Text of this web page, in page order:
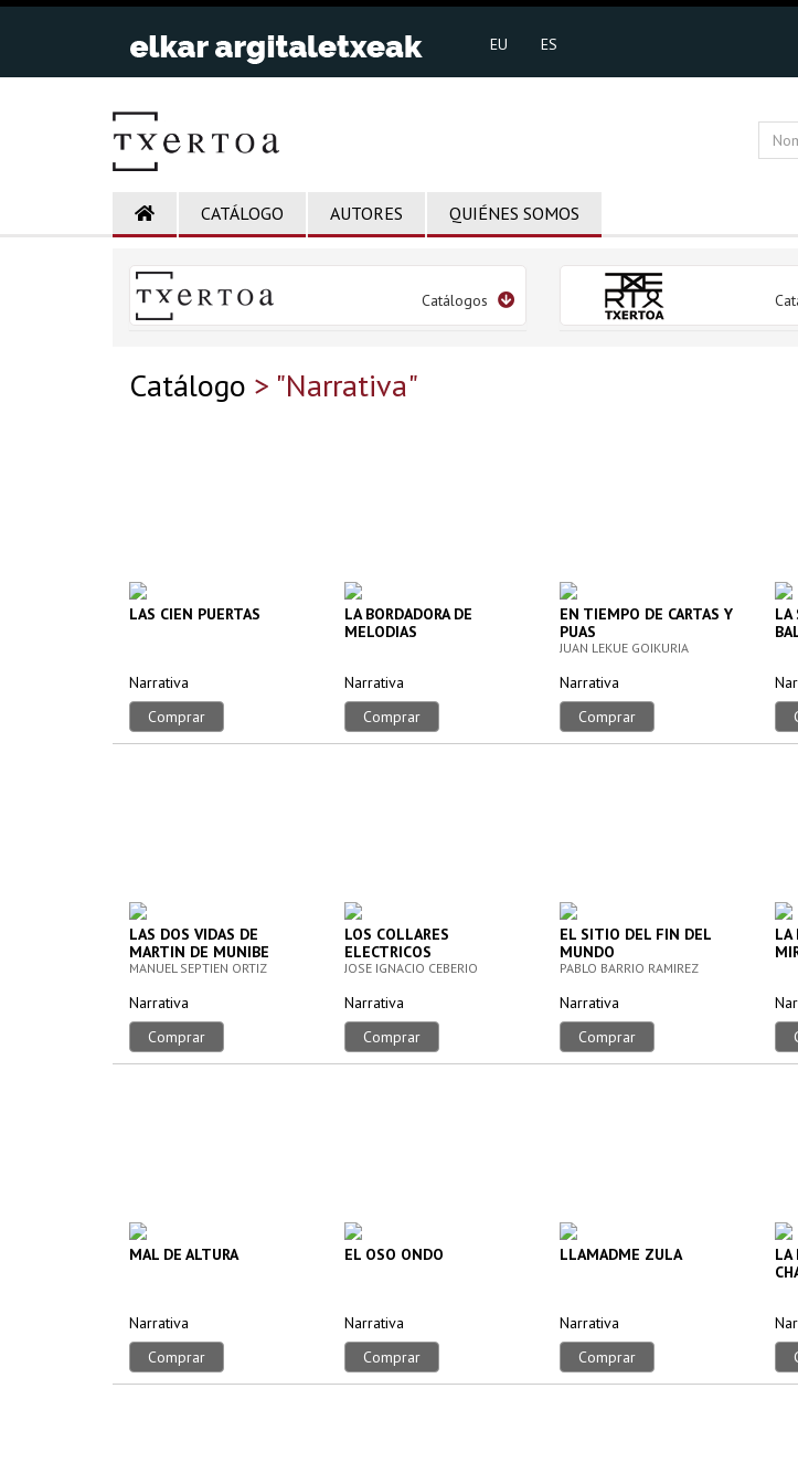
EU ES
CATÁLOGO AUTORES QUIÉNES SOMOS
Catálogos
Catálogo > "Narrativa"
LAS CIEN PUERTAS
Narrativa
Comprar
LA BORDADORA DE
MELODIAS
Narrativa
Comprar
EN TIEMPO DE CARTAS Y
PUAS
JUAN LEKUE GOIKURIA
Narrativa
Comprar
LA
LAS DOS VIDAS DE
MARTIN DE MUNIBE
MANUEL SEPTIEN ORTIZ
Narrativa
Comprar
LOS COLLARES
ELECTRICOS
JOSE IGNACIO CEBERIO
Narrativa
Comprar
EL SITIO DEL FIN DEL
MUNDO
PABLO BARRIO RAMIREZ
Narrativa
Comprar
LA
MAL DE ALTURA
Narrativa
Comprar
EL OSO ONDO
Narrativa
Comprar
LLAMADME ZULA
Narrativa
Comprar
LA